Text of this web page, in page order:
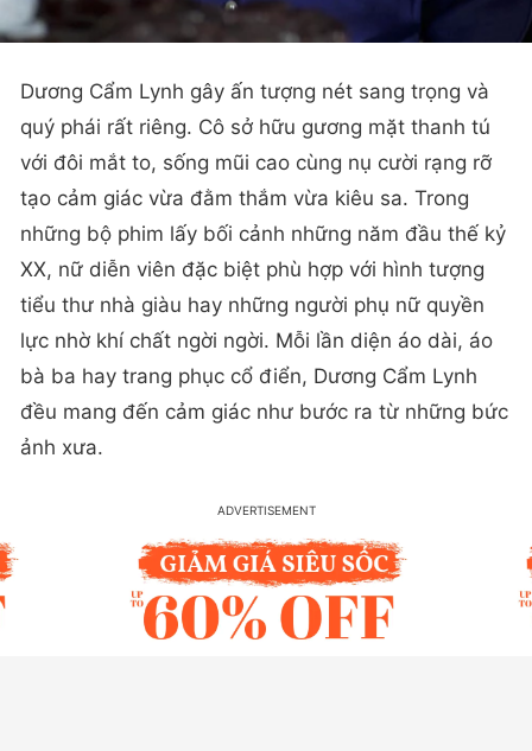
Dương Cẩm Lynh gây ấn tượng nét sang trọng và
quý phái rất riêng. Cô sở hữu gương mặt thanh tú
với đôi mắt to, sống mũi cao cùng nụ cười rạng rỡ
tạo cảm giác vừa đằm thắm vừa kiêu sa. Trong
những bộ phim lấy bối cảnh những năm đầu thế kỷ
XX, nữ diễn viên đặc biệt phù hợp với hình tượng
tiểu thư nhà giàu hay những người phụ nữ quyền
lực nhờ khí chất ngời ngời. Mỗi lần diện áo dài, áo
bà ba hay trang phục cổ điển, Dương Cẩm Lynh
đều mang đến cảm giác như bước ra từ những bức
ảnh xưa.